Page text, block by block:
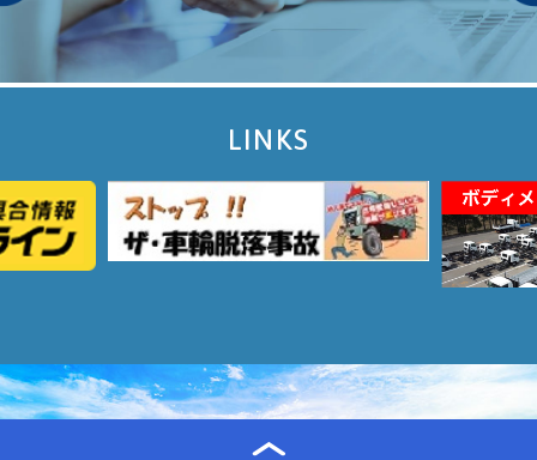
LINKS